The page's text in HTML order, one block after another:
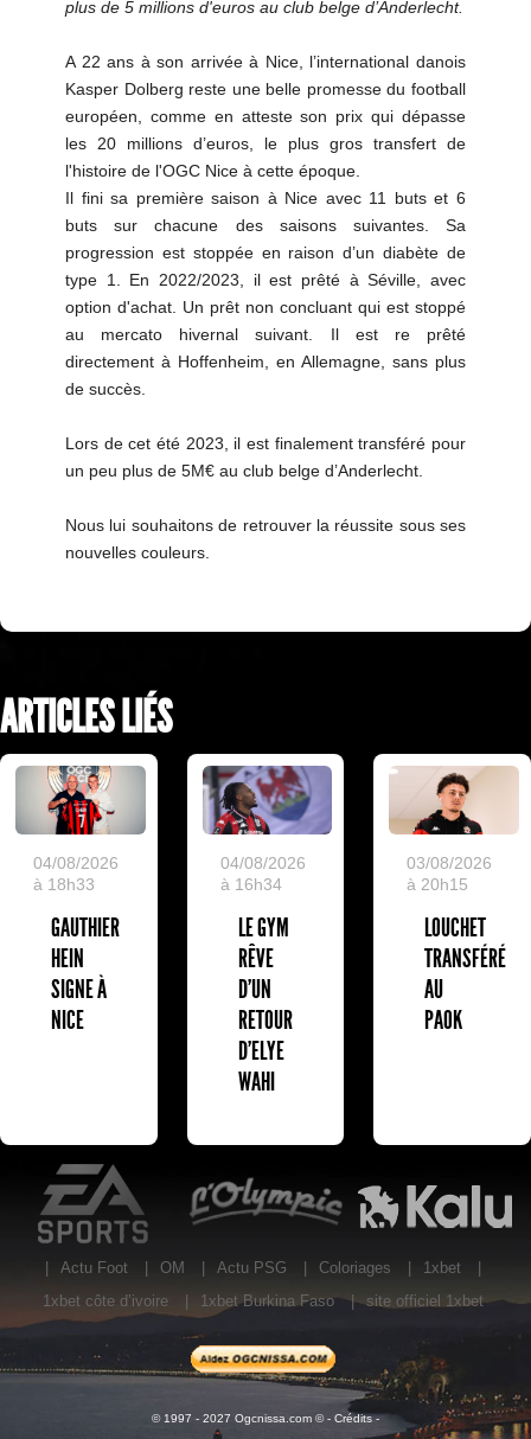
plus de 5 millions d'euros au club belge d’Anderlecht.
A 22 ans à son arrivée à Nice, l’international danois
Kasper Dolberg reste une belle promesse du football
européen, comme en atteste son prix qui dépasse
les 20 millions d’euros, le plus gros transfert de
l'histoire de l'OGC Nice à cette époque.
Il fini sa première saison à Nice avec 11 buts et 6
buts sur chacune des saisons suivantes. Sa
progression est stoppée en raison d’un diabète de
type 1. En 2022/2023, il est prêté à Séville, avec
option d'achat. Un prêt non concluant qui est stoppé
au mercato hivernal suivant. Il est re prêté
directement à Hoffenheim, en Allemagne, sans plus
de succès.
Lors de cet été 2023, il est finalement transféré pour
un peu plus de 5M€ au club belge d’Anderlecht.
Nous lui souhaitons de retrouver la réussite sous ses
nouvelles couleurs.
ARTICLES LIÉS
04/08/2026
à 18h33
GAUTHIER
HEIN
SIGNE À
NICE
04/08/2026
à 16h34
LE GYM
RÊVE
D’UN
RETOUR
D’ELYE
WAHI
03/08/2026
à 20h15
LOUCHET
TRANSFÉRÉ
AU
PAOK
EA Sports
Actu Foot OM Actu PSG Coloriages 1xbet
1xbet côte d’ivoire
1xbet Burkina Faso | site officiel 1xbet
© 1997 - 2027 Ogcnissa.com © - Crédits-